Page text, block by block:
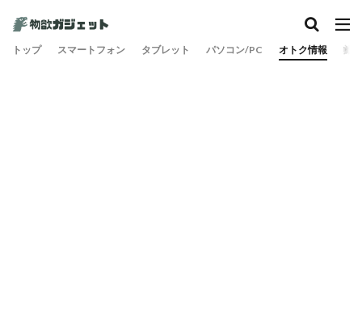
トップ スマートフォン タブレット パソコン/PC オトク情報 旅